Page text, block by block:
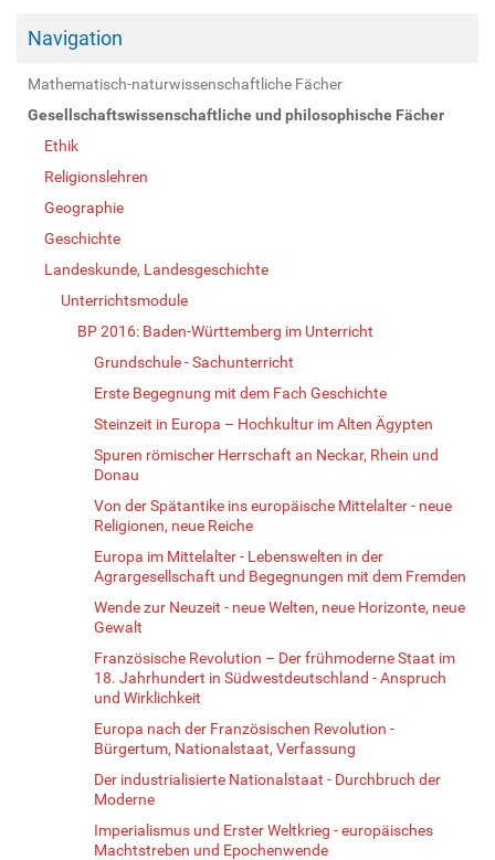
Navigation
Mathematisch-naturwissenschaftliche Fächer
Gesellschaftswissenschaftliche und philosophische Fächer
Ethik
Religionslehren
Geographie
Geschichte
Landeskunde, Landesgeschichte
Unterrichtsmodule
BP 2016: Baden-Württemberg im Unterricht
Grundschule - Sachunterricht
Erste Begegnung mit dem Fach Geschichte
Steinzeit in Europa – Hochkultur im Alten Ägypten
Spuren römischer Herrschaft an Neckar, Rhein und
Donau
Von der Spätantike ins europäische Mittelalter - neue
Religionen, neue Reiche
Europa im Mittelalter - Lebenswelten in der
Agrargesellschaft und Begegnungen mit dem Fremden
Wende zur Neuzeit - neue Welten, neue Horizonte, neue
Gewalt
Französische Revolution – Der frühmoderne Staat im
18. Jahrhundert in Südwestdeutschland - Anspruch
und Wirklichkeit
Europa nach der Französischen Revolution -
Bürgertum, Nationalstaat, Verfassung
Der industrialisierte Nationalstaat - Durchbruch der
Moderne
Imperialismus und Erster Weltkrieg - europäisches
Machtstreben und Epochenwende